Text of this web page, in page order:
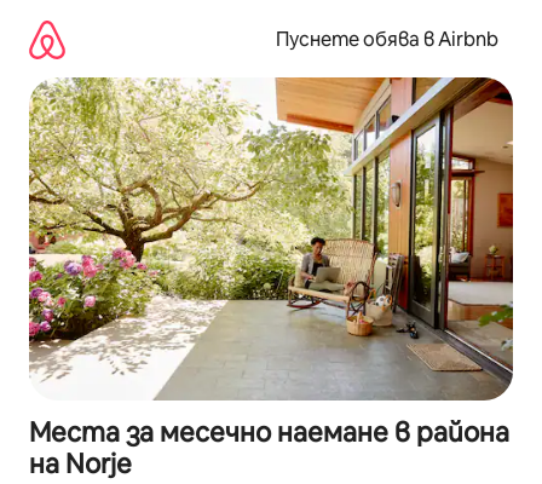
съдържанието
Пуснете обява в Airbnb
Места за месечно наемане в района
на Norje